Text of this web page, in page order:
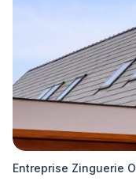
Entreprise Zinguerie